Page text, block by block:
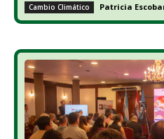
Cambio Climático Patricia